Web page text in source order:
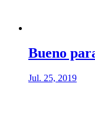
Bueno
Jul. 25, 2019